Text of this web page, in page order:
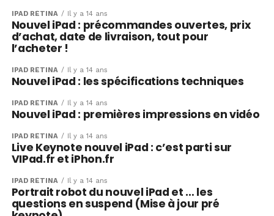
IPAD RÉTINA Il y a 14 ans
Nouvel iPad : précommandes ouvertes, prix
d’achat, date de livraison, tout pour
l’acheter !
IPAD RÉTINA Il y a 14 ans
Nouvel iPad : les spécifications techniques
IPAD RÉTINA Il y a 14 ans
Nouvel iPad : premières impressions en vidéo
IPAD RÉTINA Il y a 14 ans
Live Keynote nouvel iPad : c’est parti sur
VIPad.fr et iPhon.fr
IPAD RÉTINA Il y a 14 ans
Portrait robot du nouvel iPad et … les
questions en suspend (Mise à jour pré